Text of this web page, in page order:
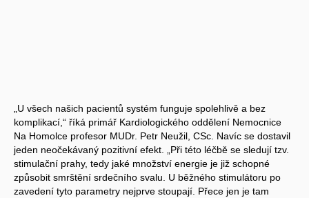
„U všech našich pacientů systém funguje spolehlivě a bez
komplikací,“ říká primář Kardiologického oddělení Nemocnice
Na Homolce profesor MUDr. Petr Neužil, CSc. Navíc se dostavil
jeden neočekávaný pozitivní efekt. „Při této léčbě se sledují tzv.
stimulační prahy, tedy jaké množství energie je již schopné
způsobit smrštění srdečního svalu. U běžného stimulátoru po
zavedení tyto parametry nejprve stoupají. Přece jen je tam